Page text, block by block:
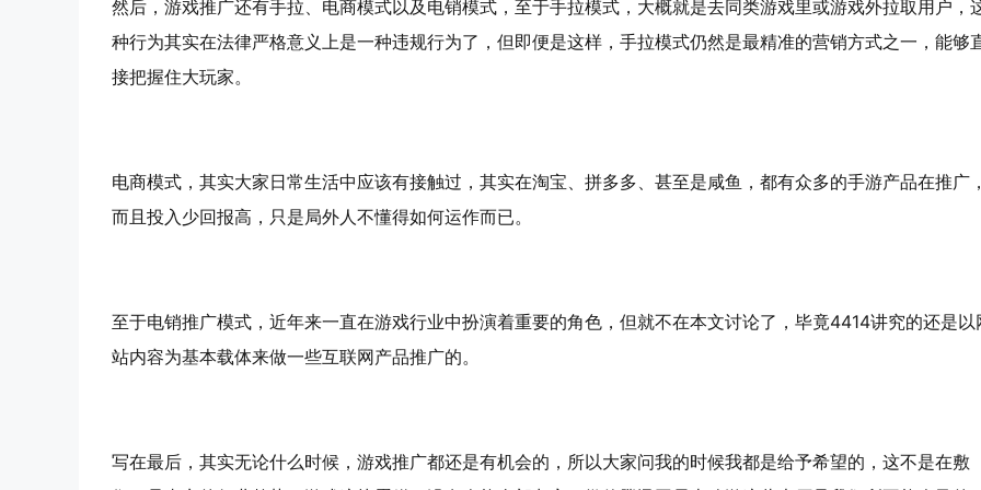
然后，游戏推广还有手拉、电商模式以及电销模式，至于手拉模式，大概就是去同类游戏里或游戏外拉取用户，
种行为其实在法律严格意义上是一种违规行为了，但即便是这样，手拉模式仍然是最精准的营销方式之一，能够
接把握住大玩家。
电商模式，其实大家日常生活中应该有接触过，其实在淘宝、拼多多、甚至是咸鱼，都有众多的手游产品在推广，
而且投入少回报高，只是局外人不懂得如何运作而已。
至于电销推广模式，近年来一直在游戏行业中扮演着重要的角色，但就不在本文讨论了，毕竟4414讲究的还是以
站内容为基本载体来做一些互联网产品推广的。
写在最后，其实无论什么时候，游戏推广都还是有机会的，所以大家问我的时候我都是给予希望的，这不是在敷